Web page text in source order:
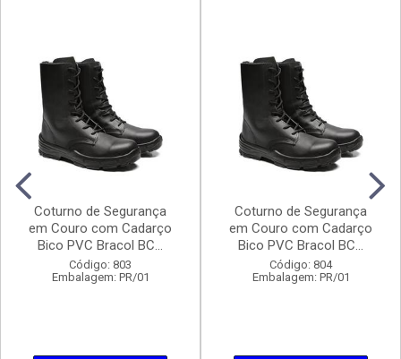
Coturno de Segurança
em Couro com Cadarço
Bico PVC Bracol BC...
Código: 803
Embalagem: PR/01
Coturno de Segurança
em Couro com Cadarço
Bico PVC Bracol BC...
Código: 804
Embalagem: PR/01